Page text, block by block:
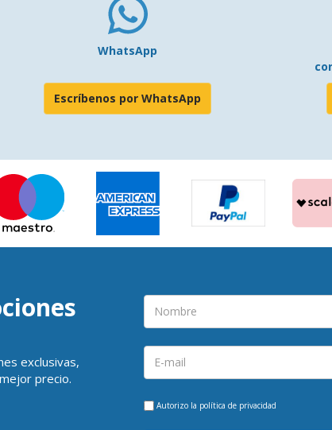
WhatsApp
Escríbenos por WhatsApp
exclusivas,
precio.
Autorizo la política de privacidad